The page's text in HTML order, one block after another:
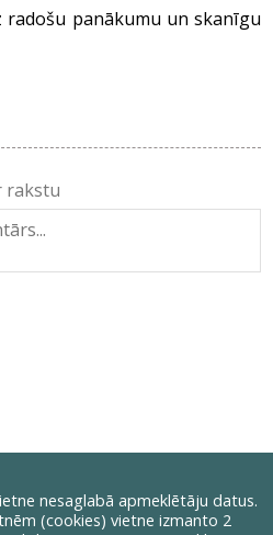
radošu panākumu un skanīgu
rakstu
nesaglabā apmeklētāju datus.
(cookies) vietne izmanto 2